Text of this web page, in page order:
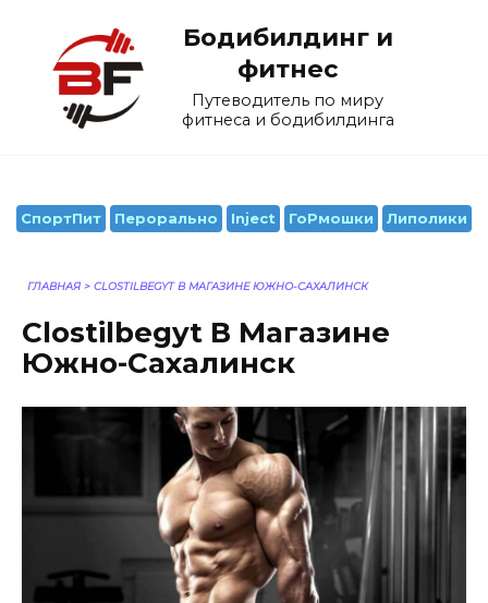
содержанию
Бодибилдинг и
фитнес
Путеводитель по миру
фитнеса и бодибилдинга
СпортПит Перорально Inject ГоРмошки Липолики
ГЛАВНАЯ > CLOSTILBEGYT В МАГАЗИНЕ ЮЖНО-САХАЛИНСК
Clostilbegyt В Магазине
Южно-Сахалинск